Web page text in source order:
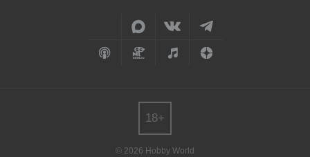
© 2026 Hobby World
18+